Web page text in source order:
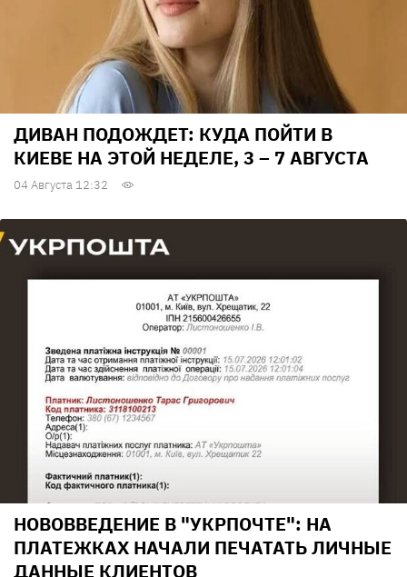
ДИВАН ПОДОЖДЕТ: КУДА ПОЙТИ В
КИЕВЕ НА ЭТОЙ НЕДЕЛЕ, 3 – 7 АВГУСТА
04 Августа 12:32
НОВОВВЕДЕНИЕ В "УКРПОЧТЕ": НА
ПЛАТЕЖКАХ НАЧАЛИ ПЕЧАТАТЬ ЛИЧНЫЕ
ДАННЫЕ КЛИЕНТОВ